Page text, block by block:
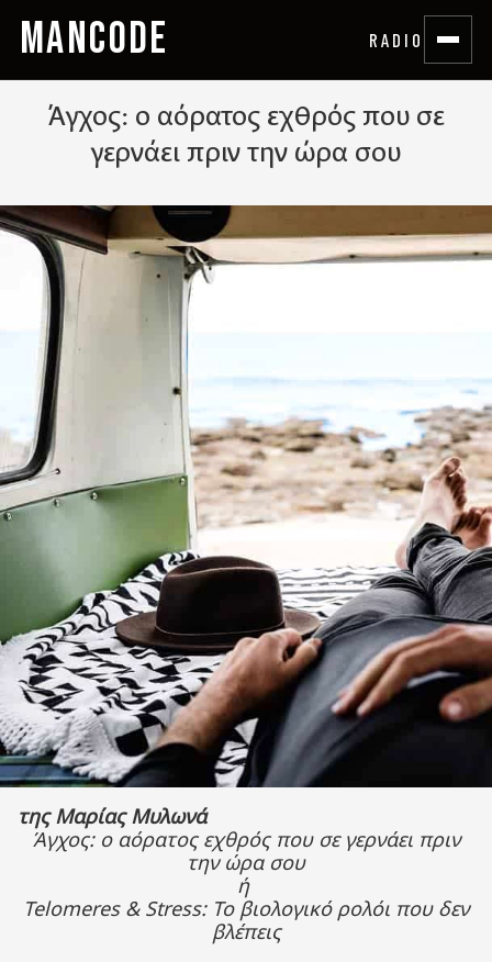
MANCODE RADIO
Άγχος: ο αόρατος εχθρός που σε
γερνάει πριν την ώρα σου
της Μαρίας Μυλωνά
Άγχος: ο αόρατος εχθρός που σε γερνάει πριν
την ώρα σου
ή
Telomeres & Stress: Το βιολογικό ρολόι που δεν
βλέπεις